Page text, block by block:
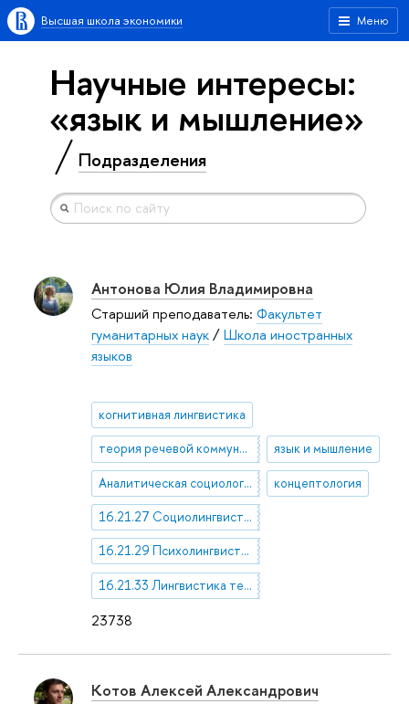
Меню
Высшая школа экономики
Научные интересы:
«язык и мышление»
Подразделения
23738
Антонова Юлия Владимировна
Старший преподаватель: Факультет
гуманитарных наук/Школа иностранных
языков
когнитивная лингвистика
теория речевой коммуникации язык и мышление
Аналитическая социология концептология
16.21.27 Социолингвистика
16.21.29 Психолингвистика
16.21.33 Лингвистика текста
Котов Алексей Александрович